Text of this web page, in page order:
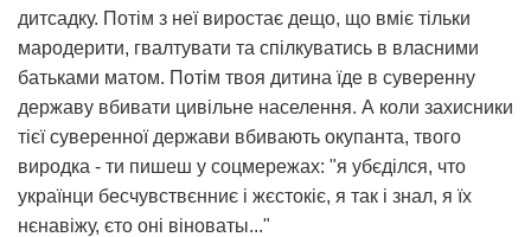
дитсадку. Потім з неї виростає дещо, що вміє тільки
мародерити, гвалтувати та спілкуватись в власними
батьками матом. Потім твоя дитина їде в суверенну
державу вбивати цивільне населення. А коли захисники
тієї суверенної держави вбивають окупанта, твого
виродка - ти пишеш у соцмережах: "я убєділся, что
українци бесчувствєнниє і жєстокіє, я так і знал, я їх
нєнавіжу, єто оні віноваты..."